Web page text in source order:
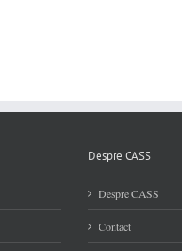
Despre CASS
Despre CASS
Contact